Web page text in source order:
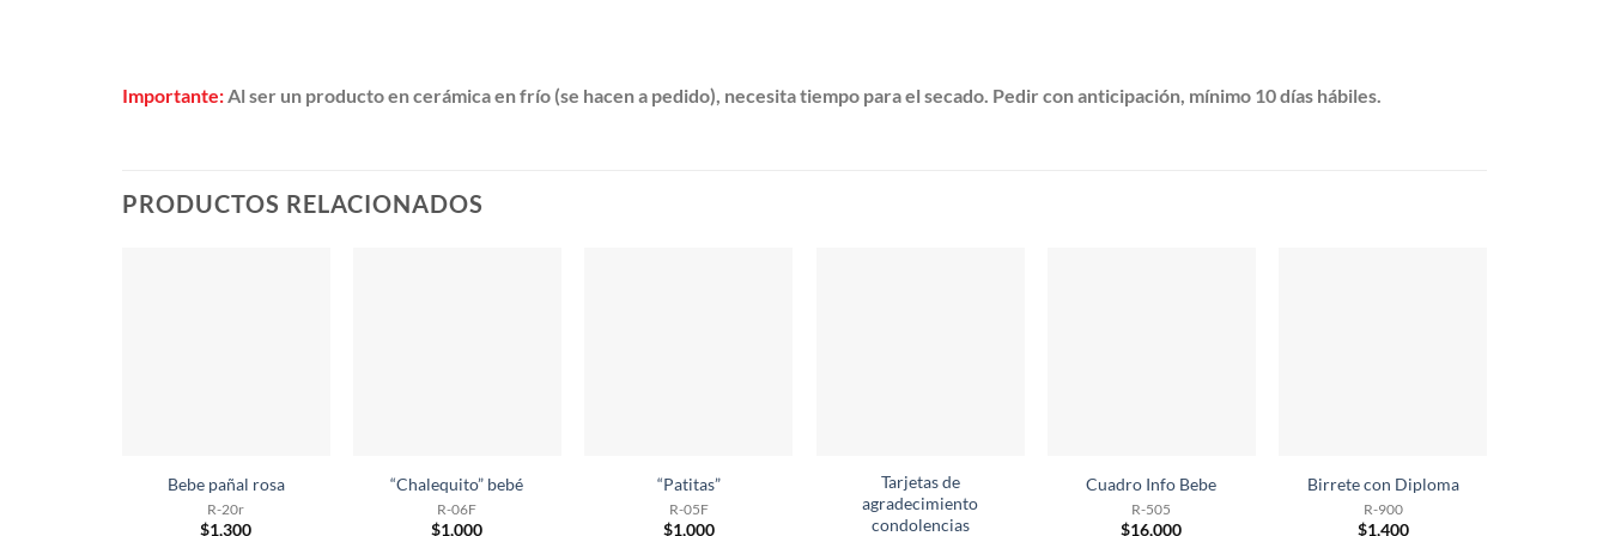
Importante: Al ser un producto en cerámica en frío (se hacen a pedido), necesita tiempo para el secado. Pedir con anticipación, mínimo 10 días hábiles.
PRODUCTOS RELACIONADOS
Bebe pañal rosa
R-20r
$1,300
“Chalequito” bebé
R-06F
$1,000
“Patitas”
R-05F
$1,000
Tarjetas de
agradecimiento
condolencias
Cuadro Info Bebe
R-505
$16,000
Birrete con Diploma
R-900
$1,400